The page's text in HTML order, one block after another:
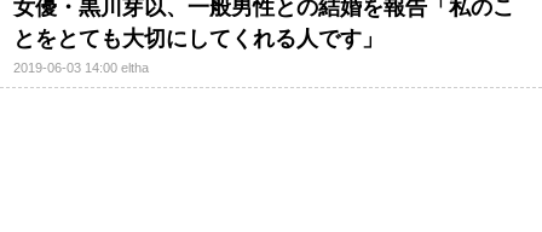
女優・黒川芽以、一般男性との結婚を報告「私のこ
とをとても大切にしてくれる人です」
2019-06-03 14:00eltha